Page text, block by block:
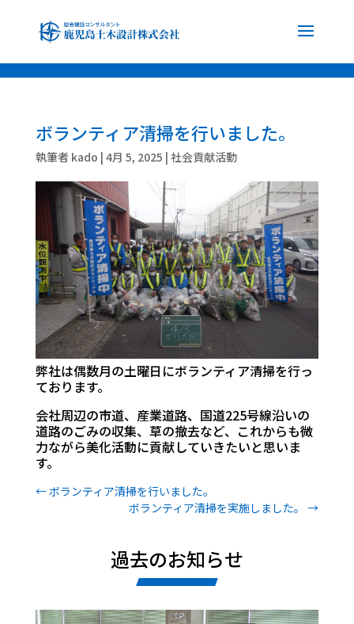
ボランティア清掃を行いました。
執筆者 kado | 4月 5, 2025 | 社会貢献活動
弊社は偶数月の土曜日にボランティア清掃を行っ
ております。
会社周辺の市道、産業道路、国道225号線沿いの
道路のごみの収集、草の撤去など、 これからも微
力ながら美化活動に貢献していきたいと思いま
す。
←ボランティア清掃を行いました。
ボランティア清掃を実施しました。 →
過去のお知らせ